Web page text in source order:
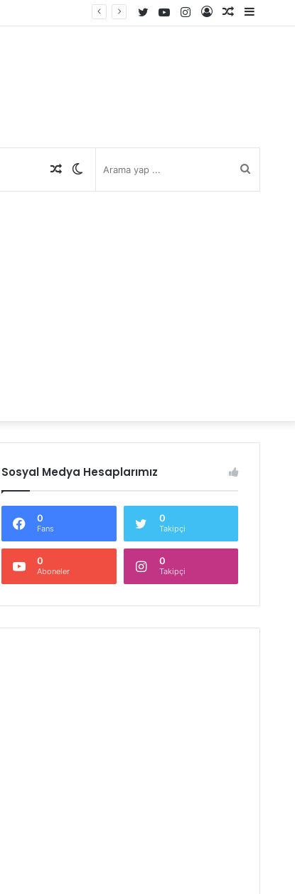
Rastgele
Kayıt
Instagram
YouTube
Twitter
Rastgele
Sosyal Medya Hesaplarımız
0
Fans
0
Takipçi
0
Aboneler
0
Takipçi